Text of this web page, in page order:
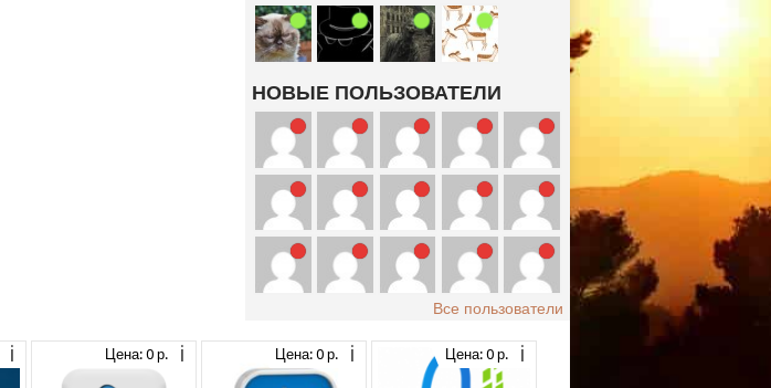
НОВЫЕ ПОЛЬЗОВАТЕЛИ
Все пользователи
Цена: 0 р. Цена: 0 р. Цена: 0 р.